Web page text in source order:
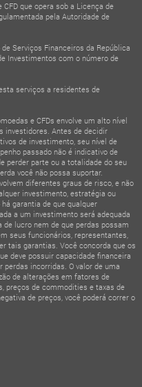
que opera sob a Licença de
pela Autoridade de
Serviços Financeiros da República
Investimentos com o número de
serviços a residentes de
e CFDs envolve um alto nível
investidores. Antes de decidir
de investimento, seu nível de
passado não é indicativo de
perder parte ou a totalidade do seu
você não possa suportar.
diferentes graus de risco, e não
investimento, estratégia ou
garantia de que qualquer
a um investimento será adequada
lucro nem de que perdas possam
seus funcionários, representantes,
tais garantias. Você concorda que os
deve possuir capacidade financeira
incorridas. O valor de uma
de alterações em fatores de
preços de commodities e taxas de
de preços, você poderá correr o